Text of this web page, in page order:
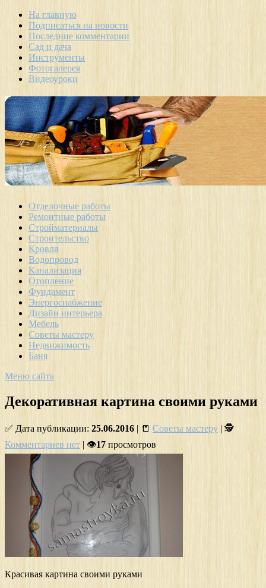
На главную
Подписаться на новости
Последние комментарии
Сад и дача
Инструменты
Фотогалерея
Видеоуроки
Отделочные работы
Ремонтные работы
Стройматериалы
Строительство
Кровля
Водопровод
Канализация
Отопление
Фундамент
Энергоснабжение
Дизайн интерьера
Мебель
Советы мастеру
Недвижимость
Баня
Меню сайта
Декоративная картина своими руками
✅ Дата публикации: 25.06.2016 | 📒 Советы мастеру | 🕵
Комментариев нет | 👁17 просмотров
Красивая картина своими руками